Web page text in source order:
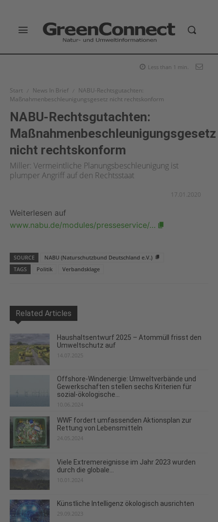
Less than 1 min.
Start News In Brief
NABU-Rechtsgutachten:
Maßnahmenbeschleunigungsgesetz nicht rechtskonform
NABU-Rechtsgutachten:
Maßnahmenbeschleunigungsgesetz
nicht rechtskonform
Miller: Vermeintliche Planungsbeschleunigung ist
plumper Angriff auf den Rechtsstaat
17.01.2020
Weiterlesen auf
www.nabu.de/modules/presseservice/…
SOURCE
NABU (Naturschutzbund Deutschland e.V.)
TAGS
Politik Verbandsklage
Related Articles
Haushaltsentwurf 2025 – Atommüll frisst den
Umweltschutz auf
14.07.2025
Offshore-Windenergie: Umweltverbände und
Gewerkschaften stellen sechs Kriterien für
sozial-ökologische...
10.06.2024
WWF fordert umfassenden Aktionsplan zur
Rettung von Lebensmitteln
24.05.2024
Viele Extremereignisse im Jahr 2023 wurden
durch die globale...
10.01.2024
Künstliche Intelligenz ökologisch ausrichten
29.09.2023